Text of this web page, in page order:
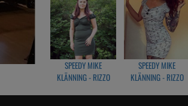
SPEEDY MIKE
KLÄNNING - RIZZO
SPEEDY MIKE
KLÄNNING - RIZZO